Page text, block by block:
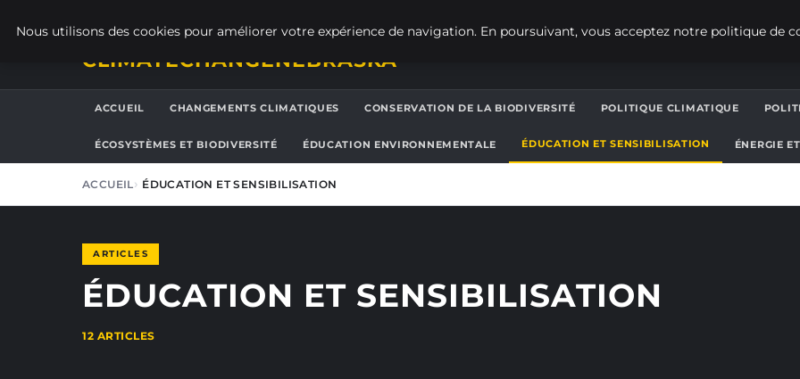
CLIMATECHANGENEBRASKA
ACCUEIL CHANGEMENTS CLIMATIQUES CONSERVATION DE LA BIODIVERSITÉ POLITIQUE CLIMATIQUE
ÉCOSYSTÈMES ET BIODIVERSITÉ ÉDUCATION ENVIRONNEMENTALE ÉDUCATION ET SENSIBILISATION ÉNERGIE
ACCUEIL ÉDUCATION ET SENSIBILISATION
ARTICLES
ÉDUCATION ET SENSIBILISATION
12 ARTICLES
Nous utilisons des cookies pour améliorer votre expérience de navigation. En poursuivant, vous acceptez notre politique de